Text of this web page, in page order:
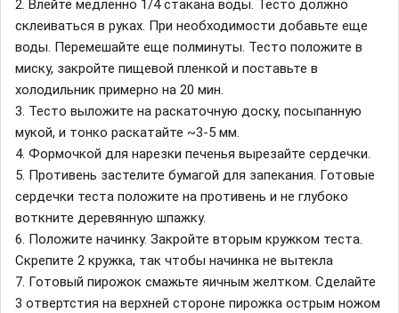
2. Влейте медленно 1/4 стакана воды. Тесто должно
склеиваться в руках. При необходимости добавьте еще
воды. Перемешайте еще полминуты. Тесто положите в
миску, закройте пищевой пленкой и поставьте в
холодильник примерно на 20 мин.
3. Тесто выложите на раскаточную доску, посыпанную
мукой, и тонко раскатайте ~3-5 мм.
4. Формочкой для нарезки печенья вырезайте сердечки.
5. Противень застелите бумагой для запекания. Готовые
сердечки теста положите на противень и не глубоко
воткните деревянную шпажку.
6. Положите начинку. Закройте вторым кружком теста.
Скрепите 2 кружка, так чтобы начинка не вытекла
7. Готовый пирожок смажьте яичным желтком. Сделайте
3 отвертстия на верхней стороне пирожка острым ножом